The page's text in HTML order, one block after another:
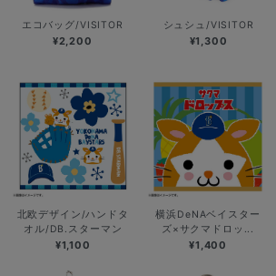
エコバッグ/VISITOR
¥2,200
シュシュ/VISITOR
¥1,300
北欧デザイン/ハンドタ
オル/DB.スターマン
¥1,100
横浜DeNAベイスター
ズ×サクマドロッ...
¥1,400